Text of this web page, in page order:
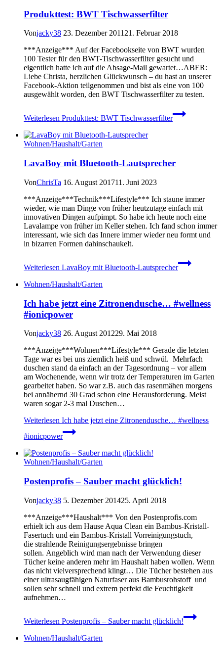
Produkttest: BWT Tischwasserfilter
Vonjacky38 23. Dezember 201121. Februar 2018
***Anzeige*** Auf der Facebookseite von BWT wurden
100 Tester für den BWT-Tischwasserfilter gesucht und
eigentlich hatte ich auf die Absage-Mail gewartet…ABER:
Liebe Christa, herzlichen Glückwunsch – du hast an unserer
Facebook-Aktion teilgenommen und bist als eine von 100
ausgewählt worden, den BWT Tischwasserfilter zu testen.
Weiterlesen Produkttest: BWT Tischwasserfilter
Wohnen/Haushalt/Garten
LavaBoy mit Bluetooth-Lautsprecher
VonChrisTa 16. August 201711. Juni 2023
***Anzeige***Technik***Lifestyle*** Ich staune immer
wieder, wie man Dinge von früher heutzutage einfach mit
innovativen Dingen aufpimpt. So habe ich heute noch eine
Lavalampe von früher im Keller stehen. Ich fand schon immer
interessant, wie sich das Innere immer wieder neu formt und
in bizarren Formen dahinschaukelt.
Weiterlesen LavaBoy mit Bluetooth-Lautsprecher
Wohnen/Haushalt/Garten
Ich habe jetzt eine Zitronendusche… #wellness
#ionicpower
Vonjacky38 26. August 201229. Mai 2018
***Anzeige***Wohnen***Lifestyle*** Gerade die letzten
Tage war es bei uns ziemlich heiß und schwül. Mehrfach
duschen stand da einfach an der Tagesordnung – vor allem
am Wochenende, wenn wir trotz der Temperaturen im Garten
gearbeitet haben. So war z.B. auch das rasenmähen morgens
bei annähernd 30 Grad schon eine Herausforderung. Meist
waren sogar 2-3 mal Duschen…
Weiterlesen Ich habe jetzt eine Zitronendusche… #wellness
#ionicpower
Wohnen/Haushalt/Garten
Postenprofis – Sauber macht glücklich!
Vonjacky38 5. Dezember 201425. April 2018
***Anzeige***Haushalt*** Von den Postenprofis.com
erhielt ich aus dem Hause Aqua Clean ein Bambus-Kristall-
Fasertuch und ein Bambus-Kristall Vorreinigungstuch,
die strahlende Reinigungsergebnisse bringen
sollen. Angeblich wird man nach der Verwendung dieser
Tücher keine anderen mehr im Haushalt haben wollen. Wenn
das nicht vielversprechend klingt… Die Tücher bestehen aus
einer ultrasaugfähigen Naturfaser aus Bambusrohstoff und
sollen sehr schnell und extrem perfekt die Feuchtigkeit
aufnehmen…
Weiterlesen Postenprofis – Sauber macht glücklich!
Wohnen/Haushalt/Garten